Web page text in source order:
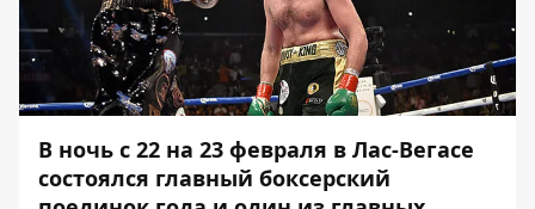
В ночь с 22 на 23 февраля в Лас-Вегасе
состоялся главный боксерский